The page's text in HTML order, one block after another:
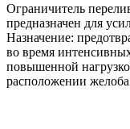
3005
красное
вино
Ограничитель
предназначен для
Назначение:
во время
повышенной
расположении